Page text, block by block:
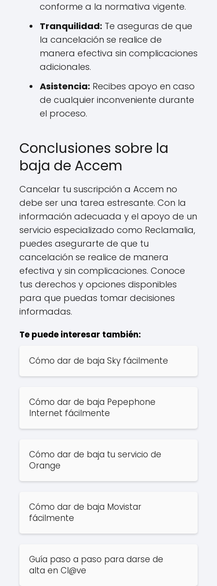
conforme a la normativa vigente.
Tranquilidad: Te aseguras de que
la cancelación se realice de
manera efectiva sin complicaciones
adicionales.
Asistencia: Recibes apoyo en caso
de cualquier inconveniente durante
el proceso.
Conclusiones sobre la
baja de Accem
Cancelar tu suscripción a Accem no
debe ser una tarea estresante. Con la
información adecuada y el apoyo de un
servicio especializado como Reclamalia,
puedes asegurarte de que tu
cancelación se realice de manera
efectiva y sin complicaciones. Conoce
tus derechos y opciones disponibles
para que puedas tomar decisiones
informadas.
Te puede interesar también:
Cómo dar de baja Sky fácilmente
Cómo dar de baja Pepephone
Internet fácilmente
Cómo dar de baja tu servicio de
Orange
Cómo dar de baja Movistar
fácilmente
Guía paso a paso para darse de
alta en Cl@ve